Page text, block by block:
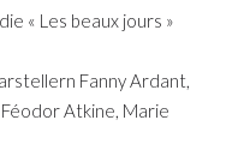
« Les beaux jours »
Fanny Ardant,
Atkine, Marie